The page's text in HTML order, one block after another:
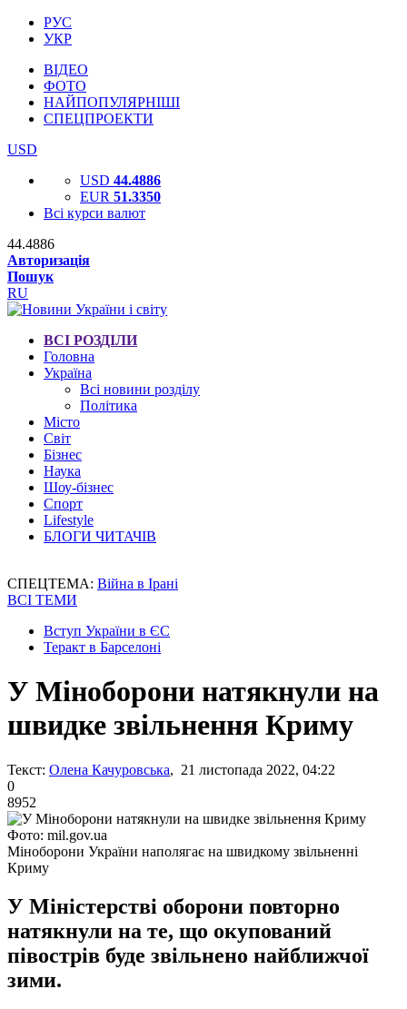
РУС
УКР
ВІДЕО
ФОТО
НАЙПОПУЛЯРНІШІ
СПЕЦПРОЕКТИ
USD
USD 44.4886
EUR 51.3350
Всі курси валют
44.4886
Авторизація
Пошук
RU
ВСІ РОЗДІЛИ
Головна
Україна
Всі новини розділу
Політика
Місто
Світ
Бізнес
Наука
Шоу-бізнес
Спорт
Lifestyle
БЛОГИ ЧИТАЧІВ
СПЕЦТЕМА: Війна в Ірані
ВСІ ТЕМИ
Вступ України в ЄС
Теракт в Барселоні
У Міноборони натякнули на
швидке звільнення Криму
Текст: Олена Качуровська, 21 листопада 2022, 04:22
0
8952
Фото: mil.gov.ua
Міноборони України наполягає на швидкому звільненні
Криму
У Міністерстві оборони повторно
натякнули на те, що окупований
півострів буде звільнено найближчої
зими.